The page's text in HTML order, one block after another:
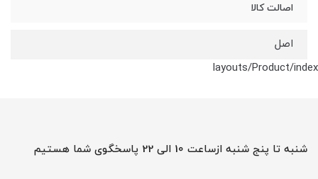
اصالت کالا
اصل
layouts/Product/index
شنبه تا پنج شنبه ازساعت 10 الی 22 پاسخگوی شما هستیم